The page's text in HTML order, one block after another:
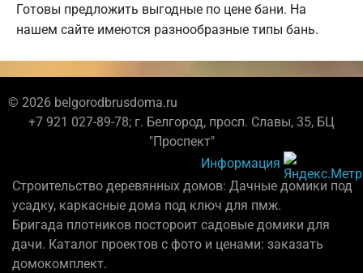
Готовы предложить выгодные по цене бани. На
нашем сайте имеются разнообразные типы бань.
© 2026 belgorodbrusdoma.ru
+7 921 027-89-78; г. Белгород, просп. Славы, 35, БЦ
"Проспект"
Информация
Строительство деревянных домов: Дачные домики под
усадку, каркасные дома под ключ для пмж.
Бригада плотников постороит садовые домики для
дачи. Каталог проектов с фото и ценами: заказать
домокомплект.